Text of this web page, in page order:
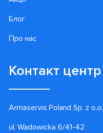
Блог
Про нас
Контакт центр
Armaservis Poland Sp. z o.o.
ul. Wadowicka 6/41-42